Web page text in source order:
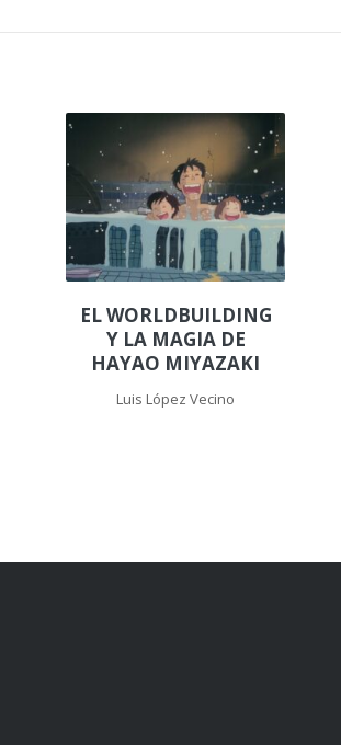
EL WORLDBUILDING
Y LA MAGIA DE
HAYAO MIYAZAKI
Luis López Vecino